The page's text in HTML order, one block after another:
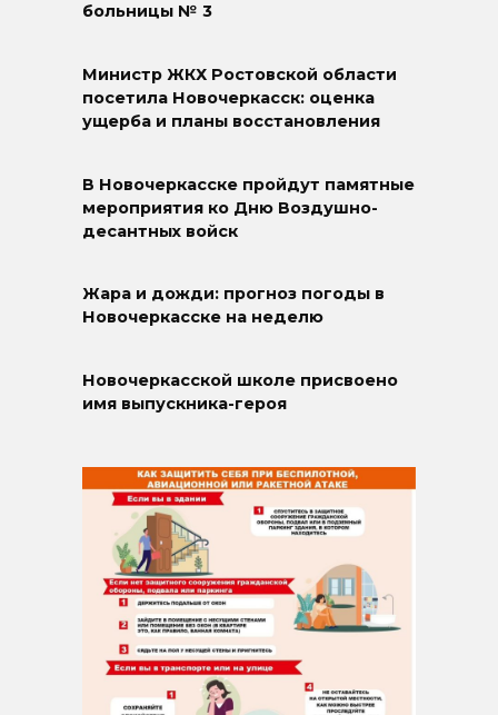
больницы № 3
Министр ЖКХ Ростовской области
посетила Новочеркасск: оценка
ущерба и планы восстановления
В Новочеркасске пройдут памятные
мероприятия ко Дню Воздушно-
десантных войск
Жара и дожди: прогноз погоды в
Новочеркасске на неделю
Новочеркасской школе присвоено
имя выпускника-героя